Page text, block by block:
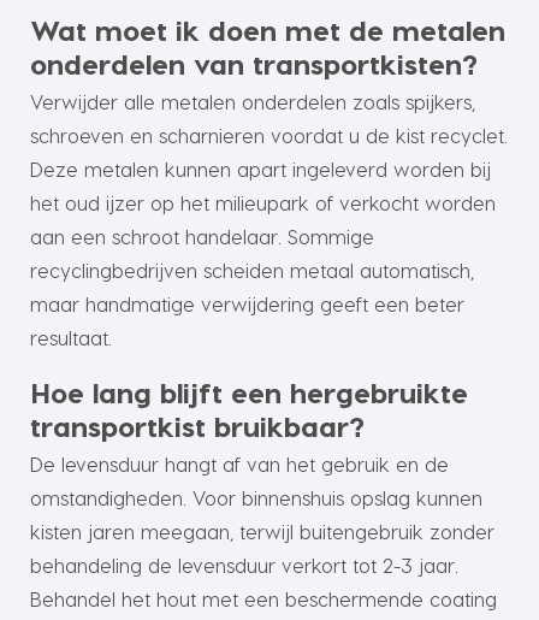
Wat moet ik doen met de metalen
onderdelen van transportkisten?
Verwijder alle metalen onderdelen zoals spijkers,
schroeven en scharnieren voordat u de kist recyclet.
Deze metalen kunnen apart ingeleverd worden bij
het oud ijzer op het milieupark of verkocht worden
aan een schroot handelaar. Sommige
recyclingbedrijven scheiden metaal automatisch,
maar handmatige verwijdering geeft een beter
resultaat.
Hoe lang blijft een hergebruikte
transportkist bruikbaar?
De levensduur hangt af van het gebruik en de
omstandigheden. Voor binnenshuis opslag kunnen
kisten jaren meegaan, terwijl buitengebruik zonder
behandeling de levensduur verkort tot 2-3 jaar.
Behandel het hout met een beschermende coating